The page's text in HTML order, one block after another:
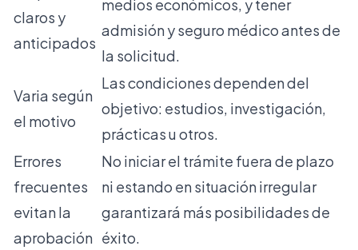
claros y
anticipados
medios económicos, y tener
admisión y seguro médico antes de
la solicitud.
Varia según
el motivo
Las condiciones dependen del
objetivo: estudios, investigación,
prácticas u otros.
Errores
frecuentes
evitan la
aprobación
No iniciar el trámite fuera de plazo
ni estando en situación irregular
garantizará más posibilidades de
éxito.